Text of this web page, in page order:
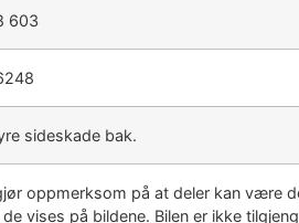
603
sideskade bak.
oppmerksom på at deler kan være
vises på bildene. Bilen er ikke